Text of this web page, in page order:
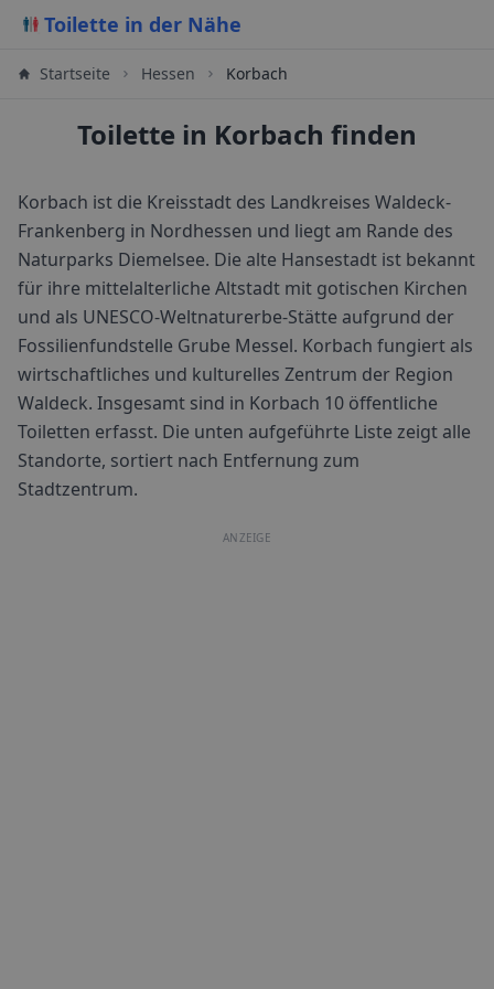
Toilette in der Nähe
Startseite Hessen Korbach
Toilette in Korbach finden
Korbach ist die Kreisstadt des Landkreises Waldeck-
Frankenberg in Nordhessen und liegt am Rande des
Naturparks Diemelsee. Die alte Hansestadt ist bekannt
für ihre mittelalterliche Altstadt mit gotischen Kirchen
und als UNESCO-Weltnaturerbe-Stätte aufgrund der
Fossilienfundstelle Grube Messel. Korbach fungiert als
wirtschaftliches und kulturelles Zentrum der Region
Waldeck. Insgesamt sind in Korbach 10 öffentliche
Toiletten erfasst. Die unten aufgeführte Liste zeigt alle
Standorte, sortiert nach Entfernung zum
Stadtzentrum.
ANZEIGE